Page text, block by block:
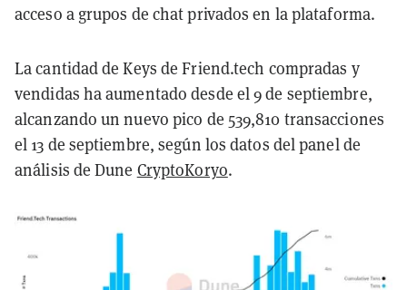
acceso a grupos de chat privados en la plataforma.
La cantidad de Keys de Friend.tech compradas y
vendidas ha aumentado desde el 9 de septiembre,
alcanzando un nuevo pico de 539,810 transacciones
el 13 de septiembre, según los datos del panel de
análisis de Dune CryptoKoryo.